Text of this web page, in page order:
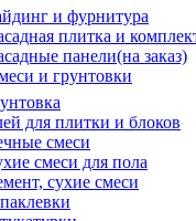
и фурнитура
плитка и
панели(на заказ)
и грунтовки
для плитки и блоков
смеси
смеси для пола
сухие смеси